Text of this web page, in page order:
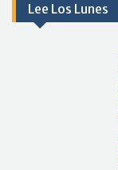
Lee Los Lunes